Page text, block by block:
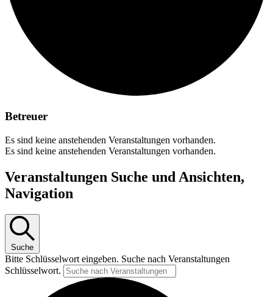
Betreuer
Es sind keine anstehenden Veranstaltungen vorhanden.
Es sind keine anstehenden Veranstaltungen vorhanden.
Veranstaltungen Suche und Ansichten,
Navigation
Suche
Bitte Schlüsselwort eingeben. Suche nach Veranstaltungen
Schlüsselwort.